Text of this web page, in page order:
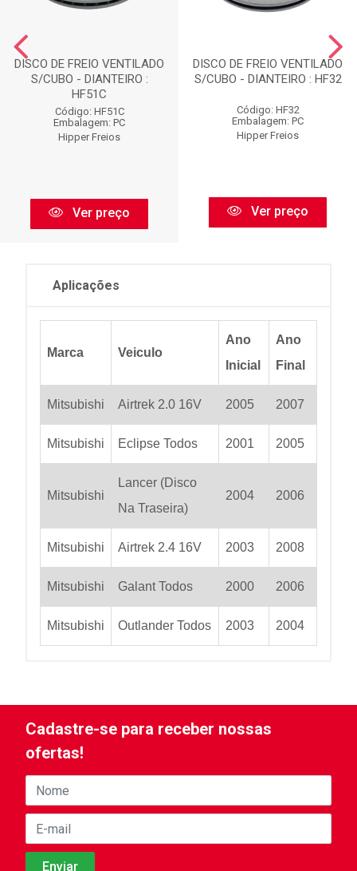
DISCO DE FREIO VENTILADO
S/CUBO - DIANTEIRO :
HF51C
Código: HF51C
Embalagem: PC
Hipper Freios
Ver preço
DISCO DE FREIO VENTILADO
S/CUBO - DIANTEIRO : HF32
Código: HF32
Embalagem: PC
Hipper Freios
Ver preço
Aplicações
Marca Veiculo
Ano
Inicial
Ano
Final
Mitsubishi Airtrek 2.0 16V 2005 2007
Mitsubishi Eclipse Todos 2001 2005
Mitsubishi
Lancer (Disco
Na Traseira)
2004 2006
Mitsubishi Airtrek 2.4 16V 2003 2008
Mitsubishi Galant Todos 2000 2006
Mitsubishi Outlander Todos 2003 2004
Cadastre-se para receber nossas
ofertas!